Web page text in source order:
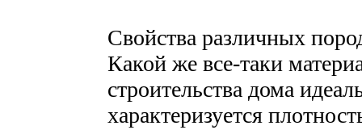
Свойства различных
Какой же все-таки
строительства дома
характеризуется